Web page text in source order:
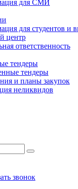
для СМИ
для студентов и
центр
ответственность
тендеры
тендеры
и планы закупок
неликвидов
звонок